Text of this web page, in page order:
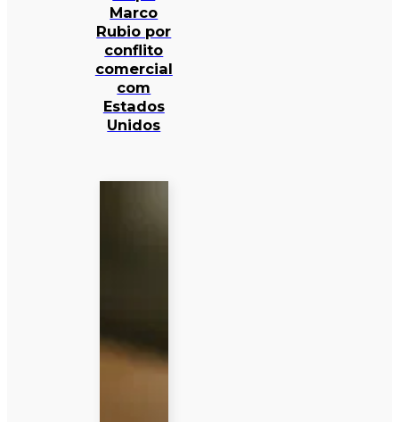
Marco
Rubio por
conflito
comercial
com
Estados
Unidos